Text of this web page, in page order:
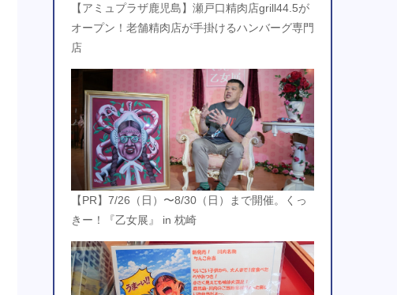
【アミュプラザ鹿児島】瀬戸口精肉店grill44.5が
オープン！老舗精肉店が手掛けるハンバーグ専門
店
【PR】7/26（日）〜8/30（日）まで開催。くっ
きー！『乙女展』 in 枕崎